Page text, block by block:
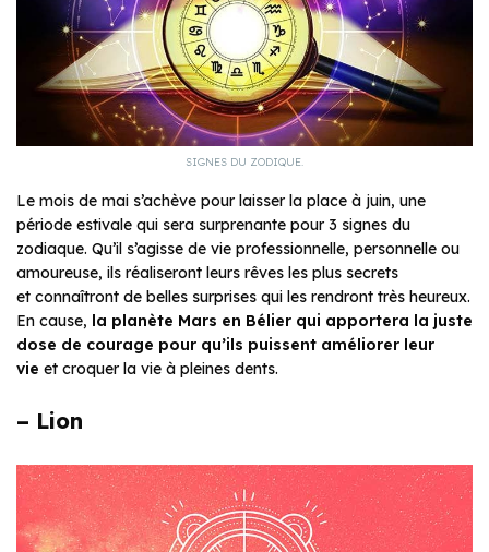
SIGNES DU ZODIQUE.
Le mois de mai s’achève pour laisser la place à juin, une
période estivale qui sera surprenante pour 3 signes du
zodiaque. Qu’il s’agisse de vie professionnelle, personnelle ou
amoureuse, ils réaliseront leurs rêves les plus secrets
et connaîtront de belles surprises qui les rendront très heureux.
En cause, la planète Mars en Bélier qui apportera la juste
dose de courage pour qu’ils puissent améliorer leur
vie et croquer la vie à pleines dents.
– Lion